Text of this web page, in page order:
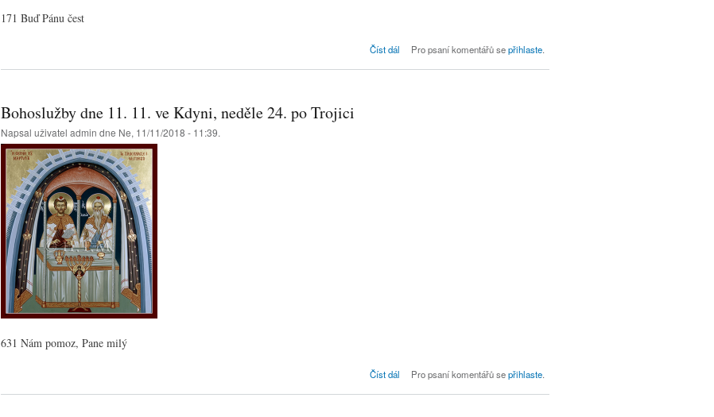
171 Buď Pánu čest
Číst dál
Bohoslužby dne 18. 11. ve Kdyni, neděle
Pro psaní komentářů sepřihlaste.
Bohoslužby dne 11. 11. ve Kdyni, neděle 24. po Trojici
Napsal uživatel admin dne Ne, 11/11/2018 - 11:39.
631 Nám pomoz, Pane milý
Číst dál
Bohoslužby dne 11. 11. ve Kdyni, neděle
Pro psaní komentářů sepřihlaste.